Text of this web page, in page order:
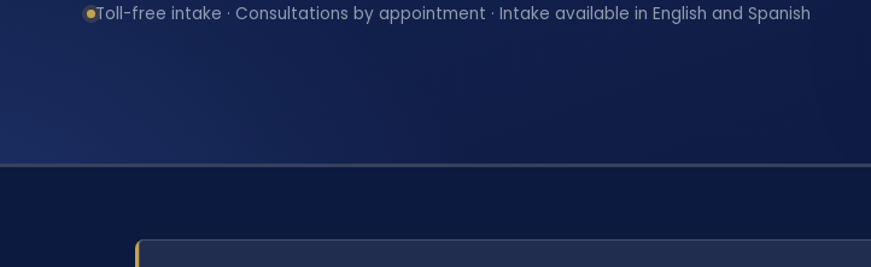
Toll-free intake · Consultations by appointment · Intake available in English and Spanish